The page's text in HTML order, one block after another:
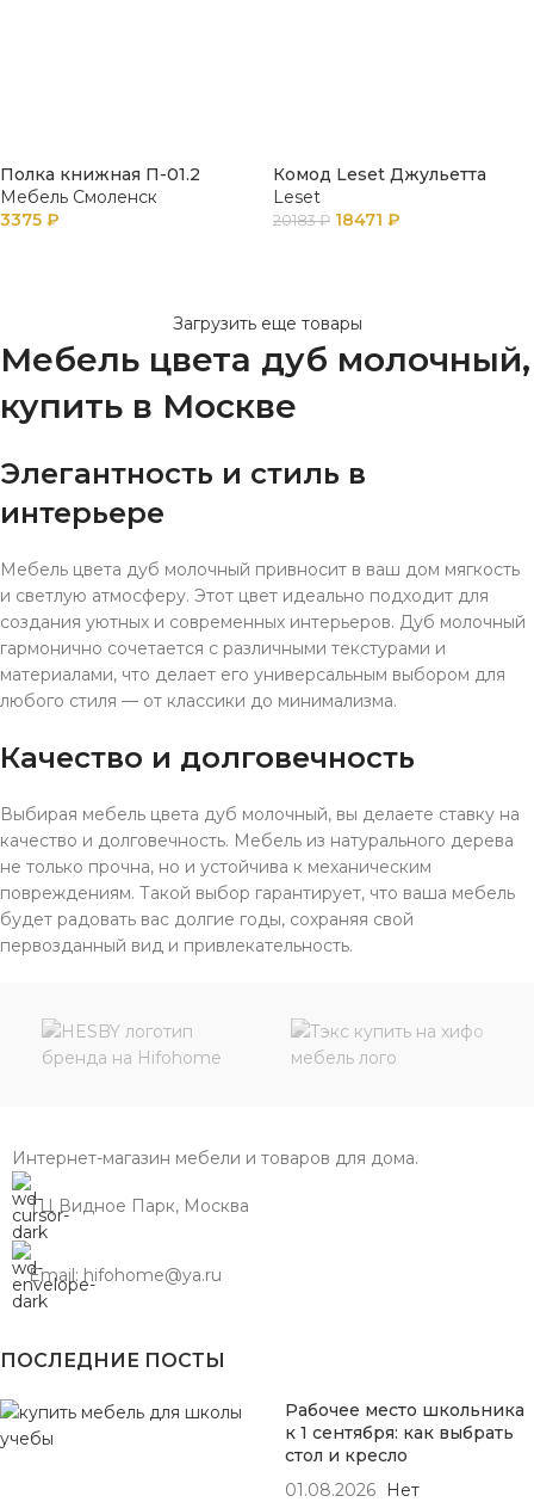
Полка книжная П-01.2
Мебель Смоленск
3375 ₽
Комод Leset Джульетта
Leset
20183₽ 18471 ₽
Загрузить еще товары
Мебель цвета дуб молочный,
купить в Москве
Элегантность и стиль в
интерьере
Мебель цвета дуб молочный привносит в ваш дом мягкость
и светлую атмосферу. Этот цвет идеально подходит для
создания уютных и современных интерьеров. Дуб молочный
гармонично сочетается с различными текстурами и
материалами, что делает его универсальным выбором для
любого стиля — от классики до минимализма.
Качество и долговечность
Выбирая мебель цвета дуб молочный, вы делаете ставку на
качество и долговечность. Мебель из натурального дерева
не только прочна, но и устойчива к механическим
повреждениям. Такой выбор гарантирует, что ваша мебель
будет радовать вас долгие годы, сохраняя свой
первозданный вид и привлекательность.
Интернет-магазин мебели и товаров для дома.
ТЦ Видное Парк, Москва
Email: hifohome@ya.ru
ПОСЛЕДНИЕ ПОСТЫ
Рабочее место школьника
к 1 сентября: как выбрать
стол и кресло
01.08.2026
Нет